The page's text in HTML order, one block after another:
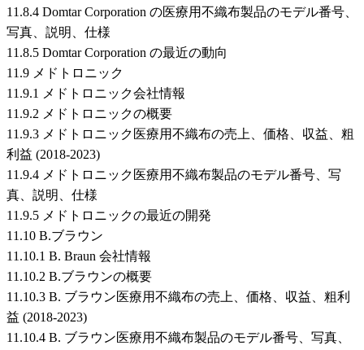
11.8.4 Domtar Corporation の医療用不織布製品のモデル番号、
写真、説明、仕様
11.8.5 Domtar Corporation の最近の動向
11.9 メドトロニック
11.9.1 メドトロニック会社情報
11.9.2 メドトロニックの概要
11.9.3 メドトロニック医療用不織布の売上、価格、収益、粗
利益 (2018-2023)
11.9.4 メドトロニック医療用不織布製品のモデル番号、写
真、説明、仕様
11.9.5 メドトロニックの最近の開発
11.10 B.ブラウン
11.10.1 B. Braun 会社情報
11.10.2 B.ブラウンの概要
11.10.3 B. ブラウン医療用不織布の売上、価格、収益、粗利
益 (2018-2023)
11.10.4 B. ブラウン医療用不織布製品のモデル番号、写真、